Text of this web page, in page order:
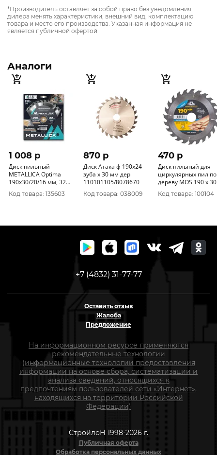
*Производитель оставляет за собой право без уведомления
дилера менять характеристики, внешний вид, комплектацию
товара и место его производства. Указанная информация не
является публичной офертой
Аналоги
1 008 p
Диск пильный
METALLICA Optima
190x30/20/16 мм, 32
зуба, Т=2, 4 мм по
дереву прод/поперечн,
Код товара: 135603
870 p
Диск Атака ф 190х24
зуба х 30 мм дер
110101105/8078670
Код товара: 038009
470 p
Диск пильный для
циркулярных пил по
дереву MOS 190 х
24T + 2 кольца: 30/
20/16 мм 37663М
Код товара: 100104
+7 (4832) 31-77-77
Оставить отзыв
Жалоба
Предложение
На информационном ресурсе применяются
рекомендательные технологии
(информационные технологии предоставления
информации на основе сбора, систематизации и
анализа сведений, относящихся к
предпочтениям пользователей сети «Интернет»,
находящихся на территории Российской
Федерации)
СтройлоН 1998-2026 г.
Публичная оферта
Обработка персональных данных